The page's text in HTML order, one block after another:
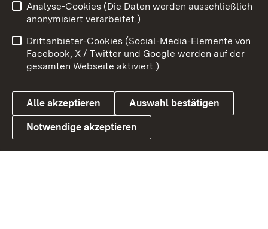
Link zum Landesportal
Impressum
Kontakt
Barrierefreiheit
Datenschutz
Cookies
Analyse-Cookies (Die Daten werden ausschließlich
anonymisiert verarbeitet.)
Drittanbieter-Cookies (Social-Media-Elemente von
Facebook, X / Twitter und Google werden auf der
gesamten Webseite aktiviert.)
Alle akzeptieren Auswahl bestätigen
Notwendige akzeptieren